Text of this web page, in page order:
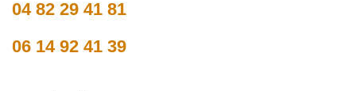
04 82 29 41 81
06 14 92 41 39